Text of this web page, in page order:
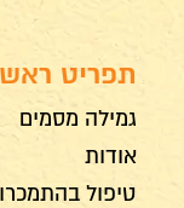
תפריט
גמילה מסמים
אודות
טיפול